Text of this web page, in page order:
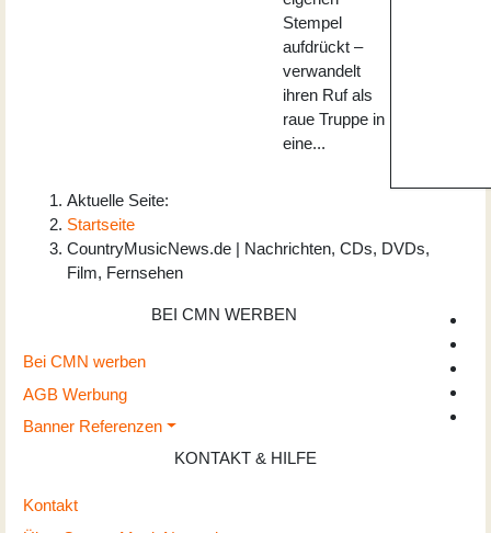
Stempel
aufdrückt –
verwandelt
ihren Ruf als
raue Truppe in
eine...
Aktuelle Seite:
Startseite
CountryMusicNews.de | Nachrichten, CDs, DVDs,
Film, Fernsehen
BEI CMN WERBEN
Bei CMN werben
AGB Werbung
Banner Referenzen
KONTAKT & HILFE
Kontakt